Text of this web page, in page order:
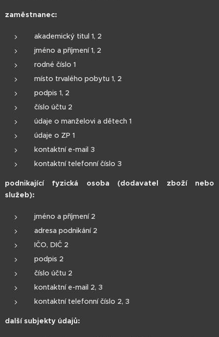
zaměstnanec:
akademický titul 1, 2
jméno a příjmení 1, 2
rodné číslo 1
místo trvalého pobytu 1, 2
podpis 1, 2
číslo účtu 2
údaje o manželovi a dětech 1
údaje o ZP 1
kontaktní e-mail 3
kontaktní telefonní číslo 3
podnikající fyzická osoba (dodavatel zboží nebo
služeb):
jméno a příjmení 2
adresa podnikání 2
IČO, DIČ 2
podpis 2
číslo účtu 2
kontaktní e-mail 2, 3
kontaktní telefonní číslo 2, 3
další subjekty údajů: